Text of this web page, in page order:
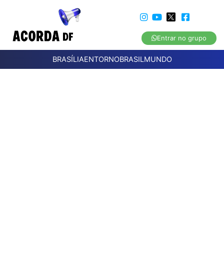
Entrar no grupo
BRASÍLIAENTORNOBRASILMUNDO